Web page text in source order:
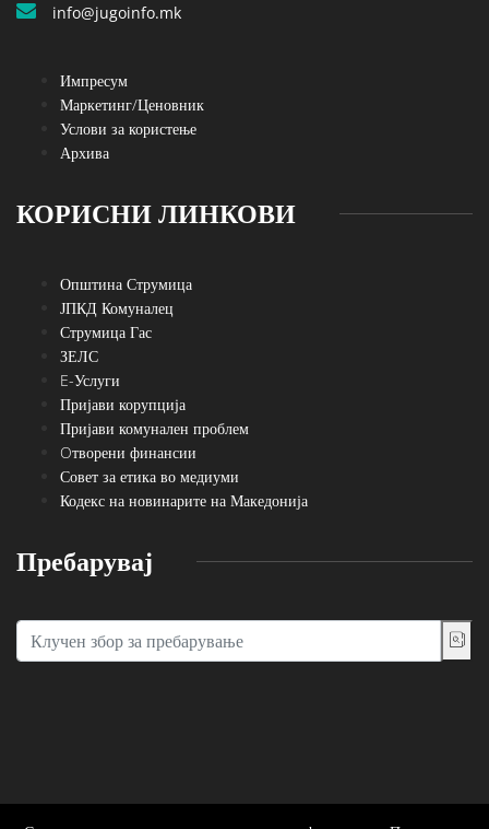
info@jugoinfo.mk
Импресум
Маркетинг/Ценовник
Услови за користење
Архива
КОРИСНИ ЛИНКОВИ
Општина Струмица
ЈПКД Комуналец
Струмица Гас
ЗЕЛС
E-Услуги
Пријави корупција
Пријави комунален проблем
Oтворени финансии
Совет за етика во медиуми
Кодекс на новинарите на Македонија
Пребарувај